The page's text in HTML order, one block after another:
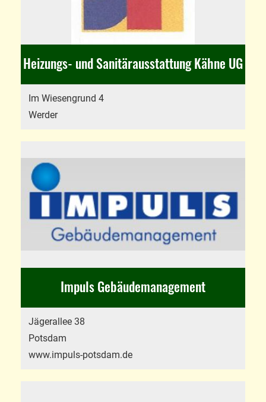
Heizungs- und Sanitärausstattung Kähne UG
Im Wiesengrund 4
Werder
Impuls Gebäudemanagement
Jägerallee 38
Potsdam
www.impuls-potsdam.de